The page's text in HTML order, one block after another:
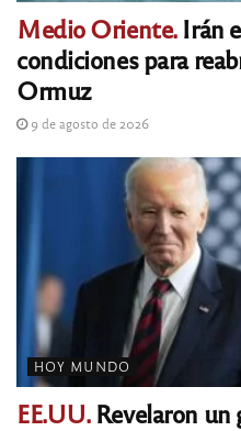
Medio Oriente.Irán
condiciones para
Ormuz
9 de agosto de 2026
HOY MUNDO
EE.UU.Revelaron un